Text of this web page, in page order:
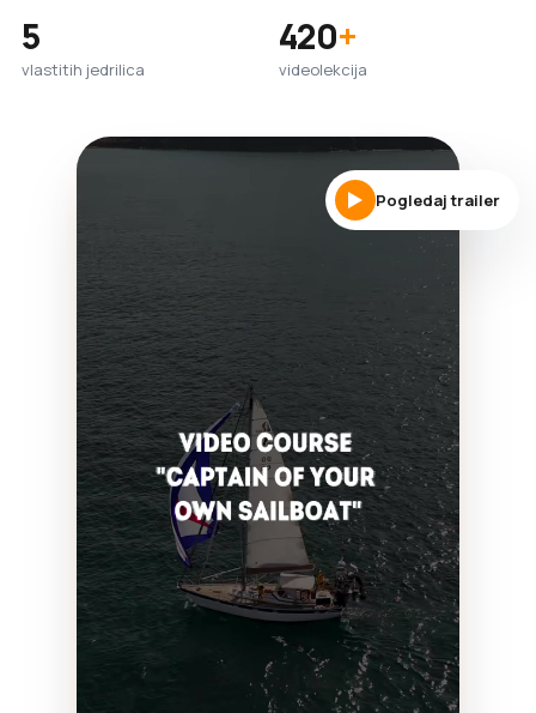
5
vlastitih jedrilica
420+
videolekcija
Pogledaj trailer